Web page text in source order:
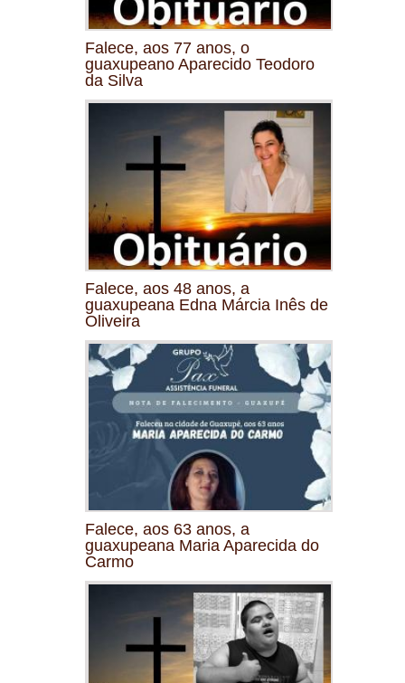
Falece, aos 77 anos, o
guaxupeano Aparecido Teodoro
da Silva
Falece, aos 48 anos, a
guaxupeana Edna Márcia Inês de
Oliveira
Falece, aos 63 anos, a
guaxupeana Maria Aparecida do
Carmo